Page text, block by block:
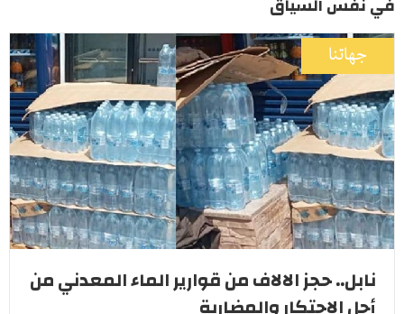
جهاتنا
نابل.. حجز الالاف من قوارير الماء المعدني من